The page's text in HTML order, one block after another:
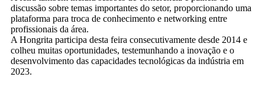
discussão sobre temas importantes do setor, proporcionando uma
plataforma para troca de conhecimento e networking entre
profissionais da área.
A Hongrita participa desta feira consecutivamente desde 2014 e
colheu muitas oportunidades, testemunhando a inovação e o
desenvolvimento das capacidades tecnológicas da indústria em
2023.